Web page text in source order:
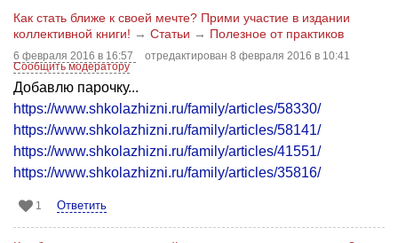
Как стать ближе к своей мечте? Прими участие в издании
коллективной книги! → Статьи → Полезное от практиков
6 февраля 2016 в 16:57
отредактирован 8 февраля 2016 в 10:41
Сообщить модератору
Добавлю парочку...
https://www.shkolazhizni.ru/family/articles/58330/
https://www.shkolazhizni.ru/family/articles/58141/
https://www.shkolazhizni.ru/family/articles/41551/
https://www.shkolazhizni.ru/family/articles/35816/
1 Ответить